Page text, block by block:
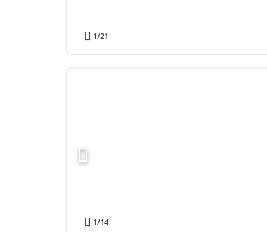
1/21
1/14